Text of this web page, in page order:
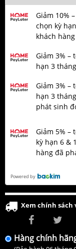
Giảm 10%
chọn kỳ
khách
Giảm 3% –
hạn 3
Giảm 3% –
hạn 3
phát sinh
Giảm 5% –
kỳ hạn 6 &
hàng đã
Powered by
Xem chính sách
Hàng chính